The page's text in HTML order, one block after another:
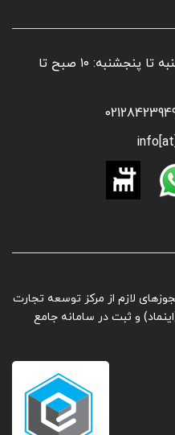
📌 ساعات کاری بخش فروش: شنبه تا پنجشنبه: ۱۰ صبح تا
لازم از مرکز توسعه تجارت
و ثبت در سامانه جامع